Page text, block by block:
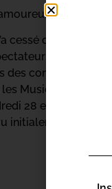
de la
cessé de se
L’édition
concerts
Musicales de
28 et samedi
initialement en